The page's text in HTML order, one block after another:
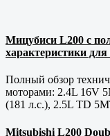
Мицубиси L200 с
характеристики для
Полный обзор
моторами: 2.4L 16V
(181 л.с.), 2.5L TD
Mitsubishi L200